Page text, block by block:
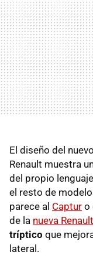
El diseño del
Renault muestra
del propio
el resto de
parece al Captur o
de la nueva
tríptico que
lateral.